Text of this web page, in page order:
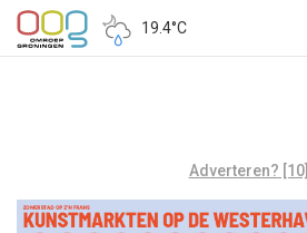
19.4°C
Adverteren? [10]